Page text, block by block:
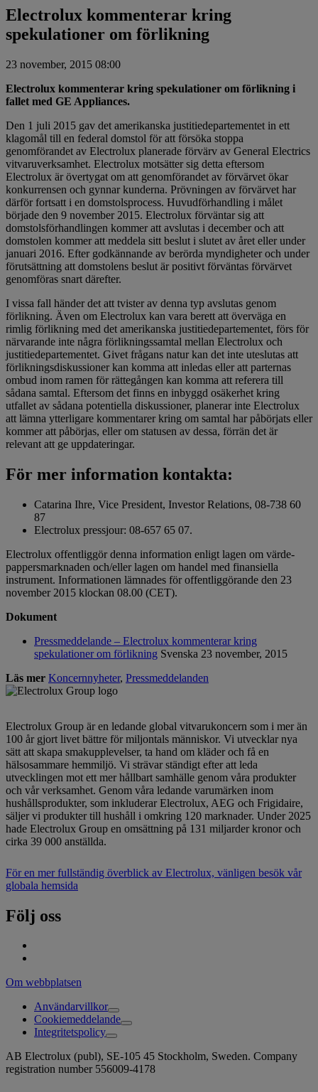
Electrolux kommenterar kring
spekulationer om förlikning
23 november, 2015 08:00
Electrolux kommenterar kring spekulationer om förlikning i
fallet med GE Appliances.
Den 1 juli 2015 gav det amerikanska justitiedepartementet in ett
klagomål till en federal domstol för att försöka stoppa
genomförandet av Electrolux planerade förvärv av General Electrics
vitvaruverksamhet. Electrolux motsätter sig detta eftersom
Electrolux är övertygat om att genomförandet av förvärvet ökar
konkurrensen och gynnar kunderna. Prövningen av förvärvet har
därför fortsatt i en domstolsprocess. Huvudförhandling i målet
började den 9 november 2015. Electrolux förväntar sig att
domstolsförhandlingen kommer att avslutas i december och att
domstolen kommer att meddela sitt beslut i slutet av året eller under
januari 2016. Efter godkännande av berörda myndigheter och under
förutsättning att domstolens beslut är positivt förväntas förvärvet
genomföras snart därefter.
I vissa fall händer det att tvister av denna typ avslutas genom
förlikning. Även om Electrolux kan vara berett att överväga en
rimlig förlikning med det amerikanska justitiedepartementet, förs för
närvarande inte några förlikningssamtal mellan Electrolux och
justitiedepartementet. Givet frågans natur kan det inte uteslutas att
förlikningsdiskussioner kan komma att inledas eller att parternas
ombud inom ramen för rättegången kan komma att referera till
sådana samtal. Eftersom det finns en inbyggd osäkerhet kring
utfallet av sådana potentiella diskussioner, planerar inte Electrolux
att lämna ytterligare kommentarer kring om samtal har påbörjats eller
kommer att påbörjas, eller om statusen av dessa, förrän det är
relevant att ge uppdateringar.
För mer information kontakta:
Catarina Ihre, Vice President, Investor Relations, 08-738 60
87
Electrolux pressjour: 08-657 65 07.
Electrolux offentliggör denna information enligt lagen om värde­
pappersmarknaden och/eller lagen om handel med finansiella
instrument. Informationen lämnades för offentliggörande den 23
november 2015 klockan 08.00 (CET).
Dokument
Pressmeddelande – Electrolux kommenterar kring
spekulationer om förlikning Svenska 23 november, 2015
Läs mer Koncernnyheter, Pressmeddelanden
Electrolux Group är en ledande global vitvarukoncern som i mer än
100 år gjort livet bättre för miljontals människor. Vi utvecklar nya
sätt att skapa smakupplevelser, ta hand om kläder och få en
hälsosammare hemmiljö. Vi strävar ständigt efter att leda
utvecklingen mot ett mer hållbart samhälle genom våra produkter
och vår verksamhet. Genom våra ledande varumärken inom
hushållsprodukter, som inkluderar Electrolux, AEG och Frigidaire,
säljer vi produkter till hushåll i omkring 120 marknader. Under 2025
hade Electrolux Group en omsättning på 131 miljarder kronor och
cirka 39 000 anställda.
För en mer fullständig överblick av Electrolux, vänligen besök vår
globala hemsida
Följ oss
Om webbplatsen
Användarvillkor
Cookiemeddelande
Integritetspolicy
AB Electrolux (publ), SE-105 45 Stockholm, Sweden. Company
registration number 556009-4178